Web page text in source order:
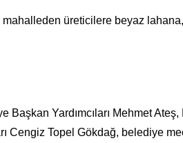
üreticilere beyaz lahana,
Yardımcıları Mehmet Ateş,
Cengiz Topel Gökdağ, belediye